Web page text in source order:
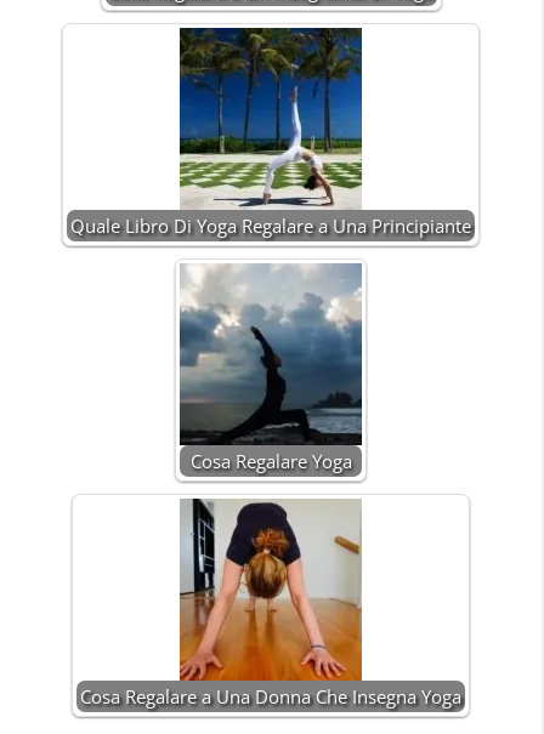
Quale Libro Di Yoga Regalare a Una Principiante
Cosa Regalare Yoga
Cosa Regalare a Una Donna Che Insegna Yoga